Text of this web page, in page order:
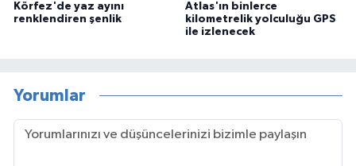
Körfez'de yaz ayını
renklendiren şenlik
Atlas'ın binlerce
kilometrelik yolculuğu GPS
ile izlenecek
Yorumlar